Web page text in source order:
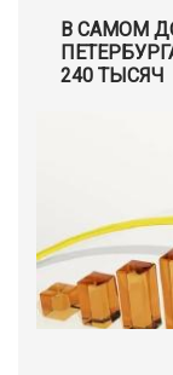
В САМОМ
240 ТЫСЯЧ